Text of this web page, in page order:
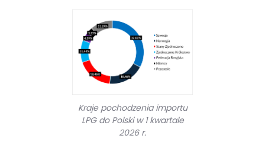
Kraje pochodzenia importu
LPG do Polski w 1 kwartale
2026 r.